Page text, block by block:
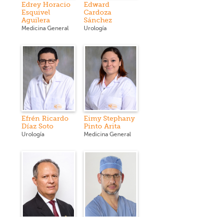
Edrey Horacio
Esquivel
Aguilera
Medicina General
Edward
Cardoza
Sánchez
Urología
Efrén Ricardo
Díaz Soto
Urología
Eimy Stephany
Pinto Arita
Medicina General